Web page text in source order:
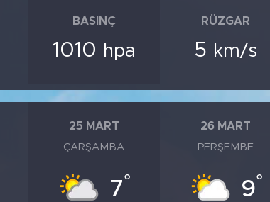
BASINÇ
1010 hpa
RÜZGAR
5 km/s
25 MART
ÇARŞAMBA
7°
26 MART
PERŞEMBE
9°